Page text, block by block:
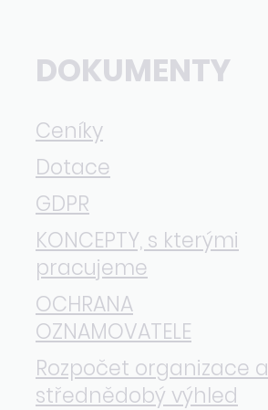
DOKUMENTY
Ceníky
Dotace
GDPR
KONCEPTY, s kterými
pracujeme
OCHRANA
OZNAMOVATELE
Rozpočet organizace a
střednědobý výhled